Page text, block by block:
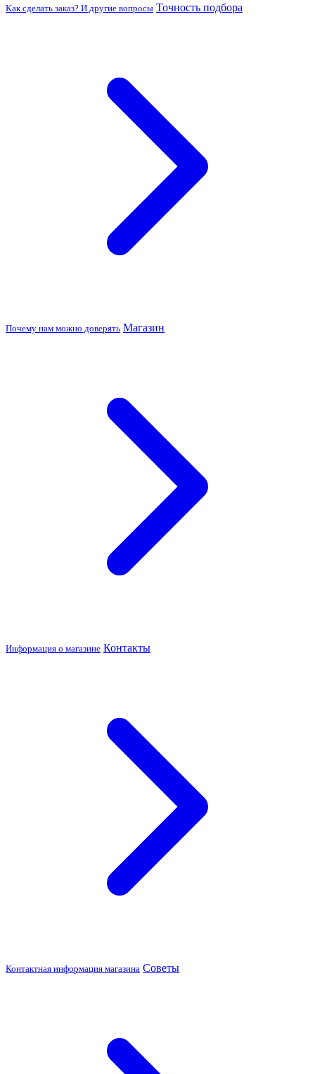
Как сделать заказ? И другие вопросы Точность подбора
Почему нам можно доверять Магазин
Информация о магазине Контакты
Контактная информация магазина Советы